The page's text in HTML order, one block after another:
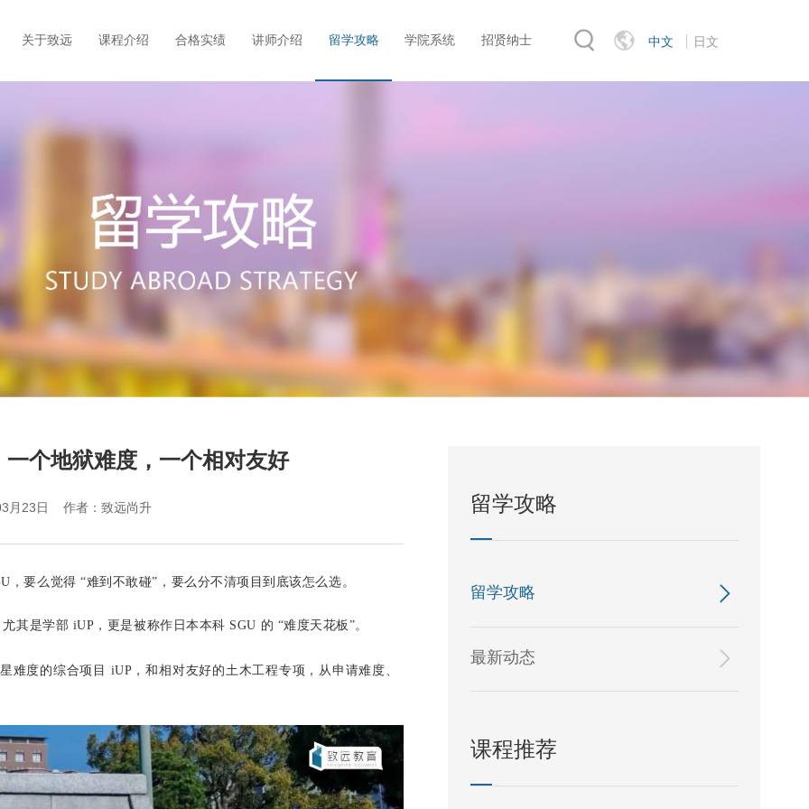
关于致远 课程介绍 合格实绩 讲师介绍 留学攻略 学院系统 招贤纳士 中文 日文
留学攻略
留学攻略
最新动态
课程推荐
个地狱难度，一个相对友好
月23日 作者：致远尚升
，要么觉得 “难到不敢碰”，要么分不清项目到底该怎么选。
其是学部 iUP ，更是被称作日本本科 SGU 的 “难度天花板”。
难度的综合项目 iUP，和相对友好的土木工程专项，从申请难度、